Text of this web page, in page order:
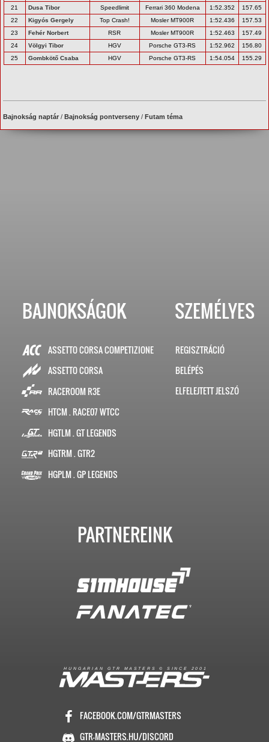
21
Dusa Tibor Speedlimit Ferrari 360 Modena 1:52.352
157.65
22
Kigyós Gergely Top Crash! Mosler MT900R 1:52.436
157.53
23
Fehér Norbert RSR Mosler MT900R 1:52.463
157.49
24
Völgyi Tibor HGV Porsche GT3-RS 1:52.962
156.80
25
Gombkötő Csaba HGV Porsche GT3-RS 1:54.054 155.29
Bajnokság naptár /Bajnokság pontverseny /Futam téma
BAJNOKSÁGOK
ASSETTO CORSA COMPETIZIONE
ASSETTO CORSA
RACEROOM R3E
HTCM . RACE07 WTCC
HGTLM . GT LEGENDS
HGTRM . GTR2
HGPLM . GP LEGENDS
SZEMÉLYES
REGISZTRÁCIÓ
BELÉPÉS
ELFELEJTETT JELSZÓ
PARTNEREINK
H U N G A R I A N G T R M A S T E R S © S I N C E 2 0 0 1
FACEBOOK.COM/GTRMASTERS
GTR-MASTERS.HU/DISCORD